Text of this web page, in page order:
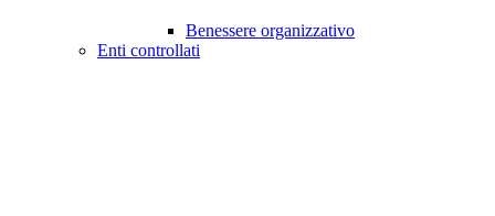
Benessere organizzativo
Enti controllati